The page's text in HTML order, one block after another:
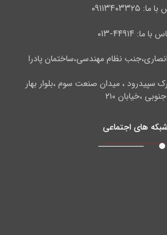
با ما:۰۹۱۱۳۴۰۳۳۲۵
با ما: ۴۴۹۱۴-۰۱۳
نظام مهندسی،ساختمان پادرا
سپیدرود ، میدان صنعت سوم ،بلوار بهار
جنوبی ،خیابان ۲۱۰
شبکه های اجتماعی